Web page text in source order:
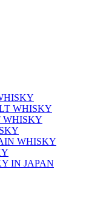
WHISKY
WHISKY
WHISKY
IN JAPAN